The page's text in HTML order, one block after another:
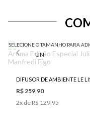
SELECIONE O TAMANHO PARA
UN
R$ 259,90
2x de R$ 129,95